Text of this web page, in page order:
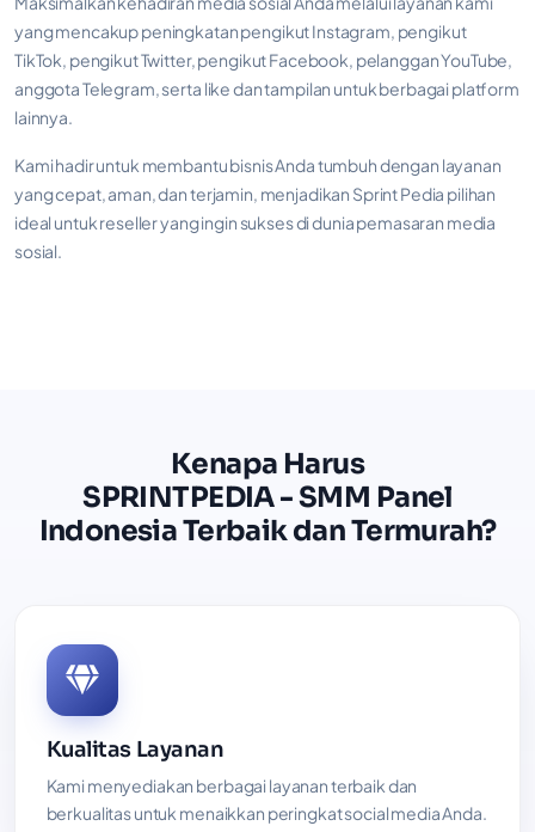
yang mencakup peningkatan pengikut Instagram, pengikut
TikTok, pengikut Twitter, pengikut Facebook, pelanggan YouTube,
anggota Telegram, serta like dan tampilan untuk berbagai platform
lainnya.
Kami hadir untuk membantu bisnis Anda tumbuh dengan layanan
yang cepat, aman, dan terjamin, menjadikan Sprint Pedia pilihan
ideal untuk reseller yang ingin sukses di dunia pemasaran media
sosial.
Kenapa Harus
SPRINTPEDIA - SMM Panel
Indonesia Terbaik dan Termurah?
Kualitas Layanan
Kami menyediakan berbagai layanan terbaik dan
berkualitas untuk menaikkan peringkat social media Anda.